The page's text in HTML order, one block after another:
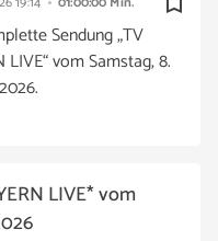
Sendung „TV
LIVE“ vom Samstag, 8.
LIVE* vom